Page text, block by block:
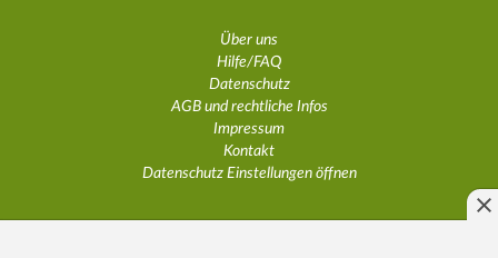
Über uns
Hilfe/FAQ
Datenschutz
AGB und rechtliche Infos
Impressum
Kontakt
Datenschutz Einstellungen öffnen